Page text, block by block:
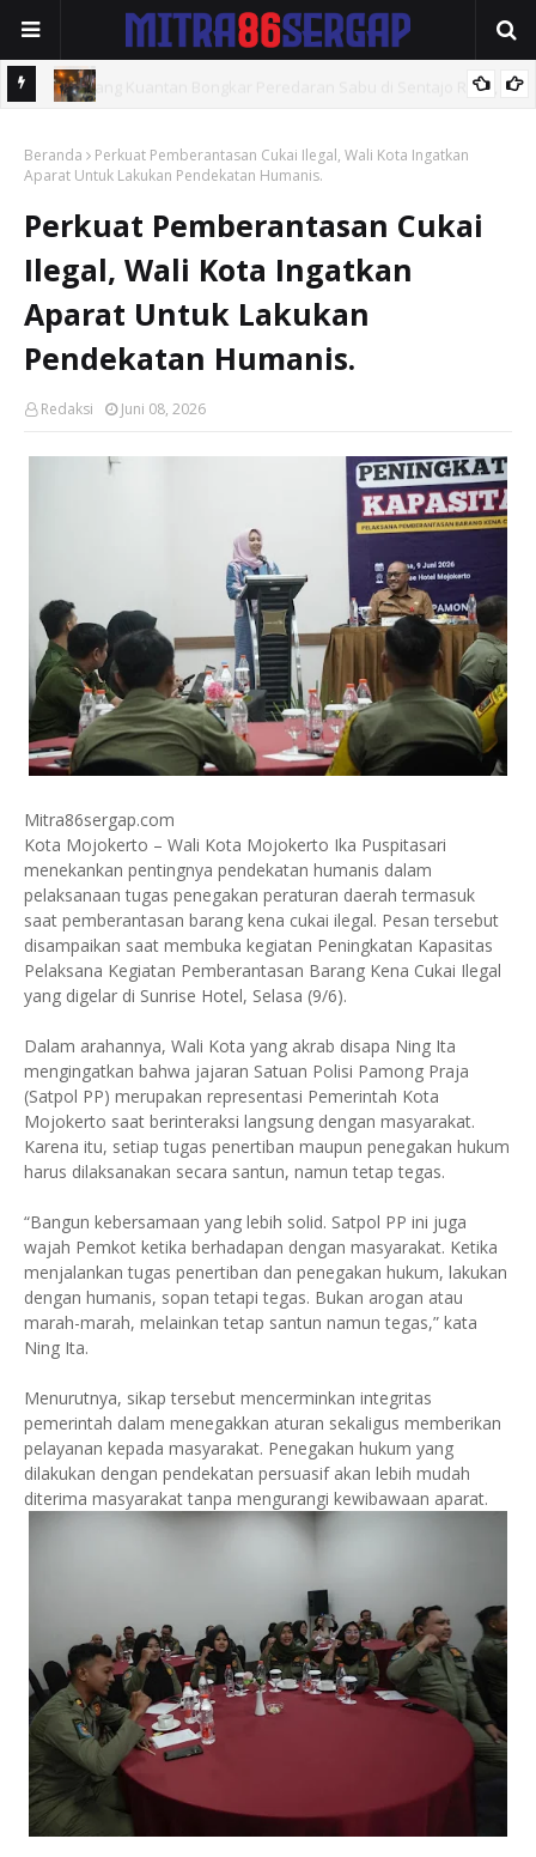
Intensifkan Patroli KRYD di Kota Medan
Beranda
Perkuat Pemberantasan Cukai Ilegal, Wali Kota Ingatkan
Aparat Untuk Lakukan Pendekatan Humanis.
Perkuat Pemberantasan Cukai
Ilegal, Wali Kota Ingatkan
Aparat Untuk Lakukan
Pendekatan Humanis.
Redaksi Juni 08, 2026
Mitra86sergap.com
Kota Mojokerto – Wali Kota Mojokerto Ika Puspitasari
menekankan pentingnya pendekatan humanis dalam
pelaksanaan tugas penegakan peraturan daerah termasuk
saat pemberantasan barang kena cukai ilegal. Pesan tersebut
disampaikan saat membuka kegiatan Peningkatan Kapasitas
Pelaksana Kegiatan Pemberantasan Barang Kena Cukai Ilegal
yang digelar di Sunrise Hotel, Selasa (9/6).
Dalam arahannya, Wali Kota yang akrab disapa Ning Ita
mengingatkan bahwa jajaran Satuan Polisi Pamong Praja
(Satpol PP) merupakan representasi Pemerintah Kota
Mojokerto saat berinteraksi langsung dengan masyarakat.
Karena itu, setiap tugas penertiban maupun penegakan hukum
harus dilaksanakan secara santun, namun tetap tegas.
“Bangun kebersamaan yang lebih solid. Satpol PP ini juga
wajah Pemkot ketika berhadapan dengan masyarakat. Ketika
menjalankan tugas penertiban dan penegakan hukum, lakukan
dengan humanis, sopan tetapi tegas. Bukan arogan atau
marah-marah, melainkan tetap santun namun tegas,” kata
Ning Ita.
Menurutnya, sikap tersebut mencerminkan integritas
pemerintah dalam menegakkan aturan sekaligus memberikan
pelayanan kepada masyarakat. Penegakan hukum yang
dilakukan dengan pendekatan persuasif akan lebih mudah
diterima masyarakat tanpa mengurangi kewibawaan aparat.